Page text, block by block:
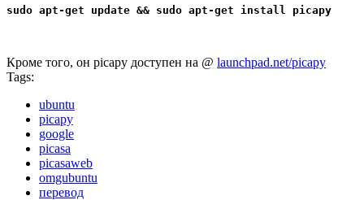
sudo apt-get update && sudo apt-get install picapy
Кроме того, он picapy доступен на @ launchpad.net/picapy
Tags:
ubuntu
picapy
google
picasa
picasaweb
omgubuntu
перевод